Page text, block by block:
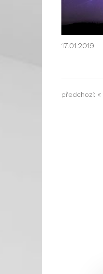
17.01.2019
předchozí: «